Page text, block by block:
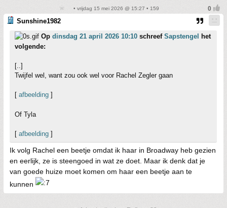
• vrijdag 15 mei 2026 @ 15:27 • 159
Sunshine1982
Op dinsdag 21 april 2026 10:10 schreef Sapstengel
het
volgende:
[..]
Twijfel wel, want zou ook wel voor Rachel Zegler gaan
[ afbeelding ]
Of Tyla
[ afbeelding ]
Ik volg Rachel een beetje omdat ik haar in Broadway heb gezien
en eerlijk, ze is steengoed in wat ze doet. Maar ik denk dat je
van goede huize moet komen om haar een beetje aan te
kunnen